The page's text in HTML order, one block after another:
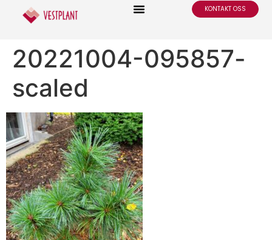
KONTAKT OSS
20221004-095857-
scaled